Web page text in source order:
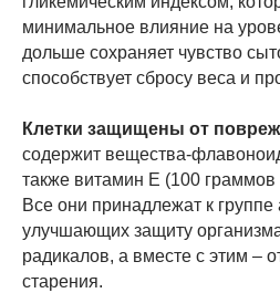
минимальное влияние на
дольше сохраняет чувство
способствует сбросу веса и
Клетки защищены от
содержит вещества-
также витамин Е (100
Все они принадлежат к группе
улучшающих защиту
радикалов, а вместе с этим –
старения.